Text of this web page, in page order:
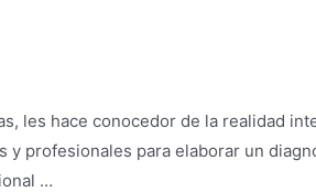
les hace conocedor de la realidad
profesionales para elaborar un
…